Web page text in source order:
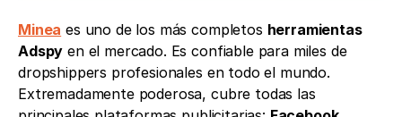
Minea es uno de los más completos herramientas
Adspy en el mercado. Es confiable para miles de
dropshippers profesionales en todo el mundo.
Extremadamente poderosa, cubre todas las